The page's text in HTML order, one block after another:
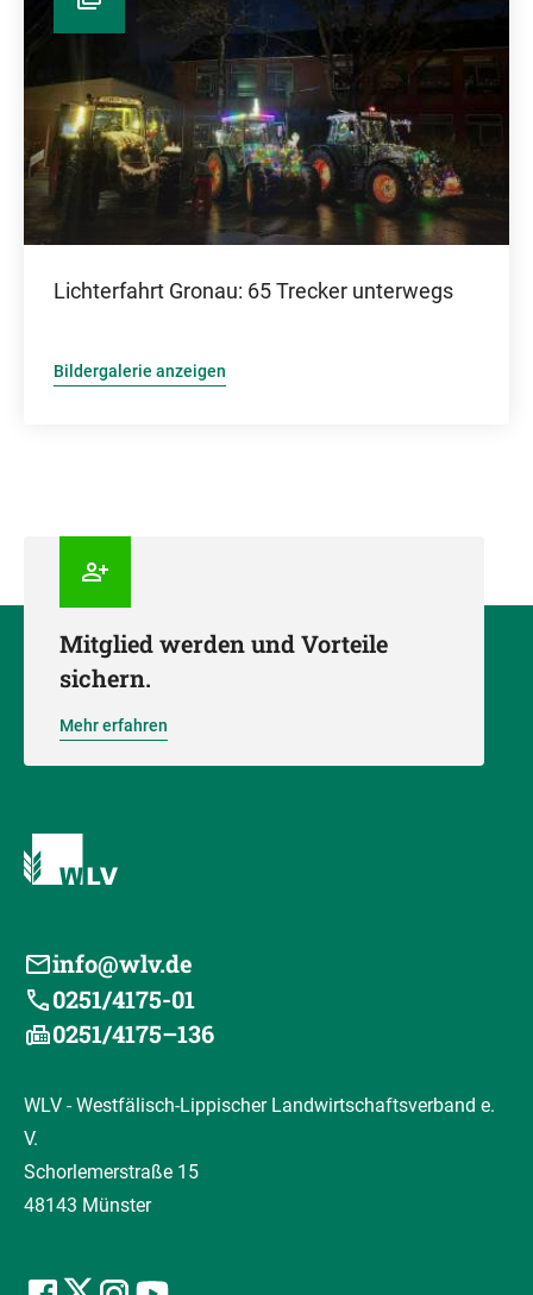
Lichterfahrt Gronau: 65 Trecker unterwegs
Bildergalerie anzeigen
Mitglied werden und Vorteile
sichern.
Mehr erfahren
info@wlv.de
0251/4175-01
0251/4175–136
WLV - Westfälisch-Lippischer Landwirtschaftsverband e.
V.
Schorlemerstraße 15
48143 Münster